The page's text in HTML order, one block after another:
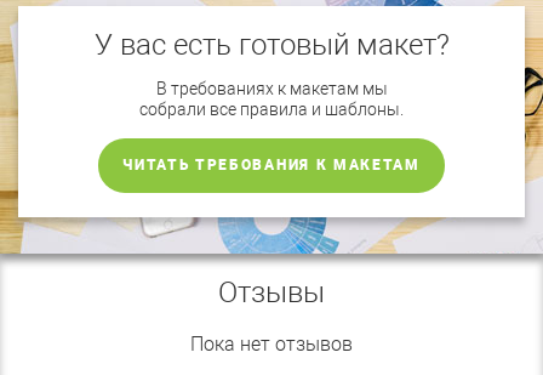
У вас есть готовый макет?
В требованиях к макетам мы
собрали все правила и шаблоны.
ЧИТАТЬ ТРЕБОВАНИЯ К МАКЕТАМ
Отзывы
Пока нет отзывов